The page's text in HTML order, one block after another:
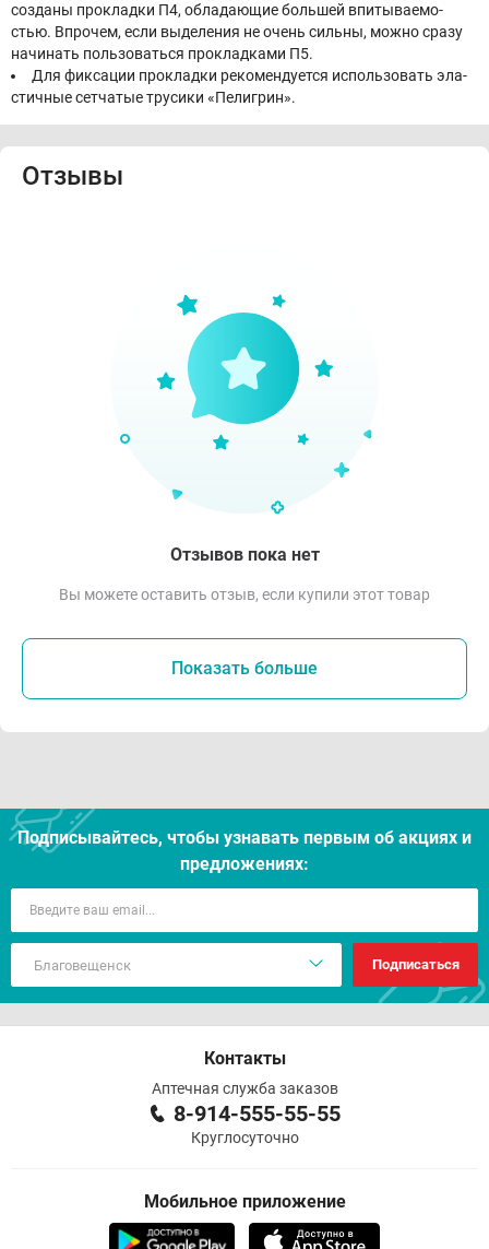
со­зда­ны про­клад­ки П4, об­ла­да­ю­щие боль­шей впи­ты­ва­е­мо­
стью. Впро­чем, ес­ли вы­де­ле­ния не очень силь­ны, мож­но сра­зу
на­чи­нать поль­зо­вать­ся про­клад­ка­ми П5.
Для фик­са­ции про­клад­ки ре­ко­мен­ду­ет­ся ис­поль­зо­вать эла­
стич­ные сет­ча­тые тру­си­ки «Пе­ли­г­рин».
Отзывы
Отзывов пока нет
Вы можете оставить отзыв, если купили этот товар
Показать больше
Подписывайтесь, чтобы узнавать первым об акцияx и
предложениях:
Подписаться
Контакты
Аптечная служба заказов
8-914-555-55-55
Круглосуточно
Мобильное приложение